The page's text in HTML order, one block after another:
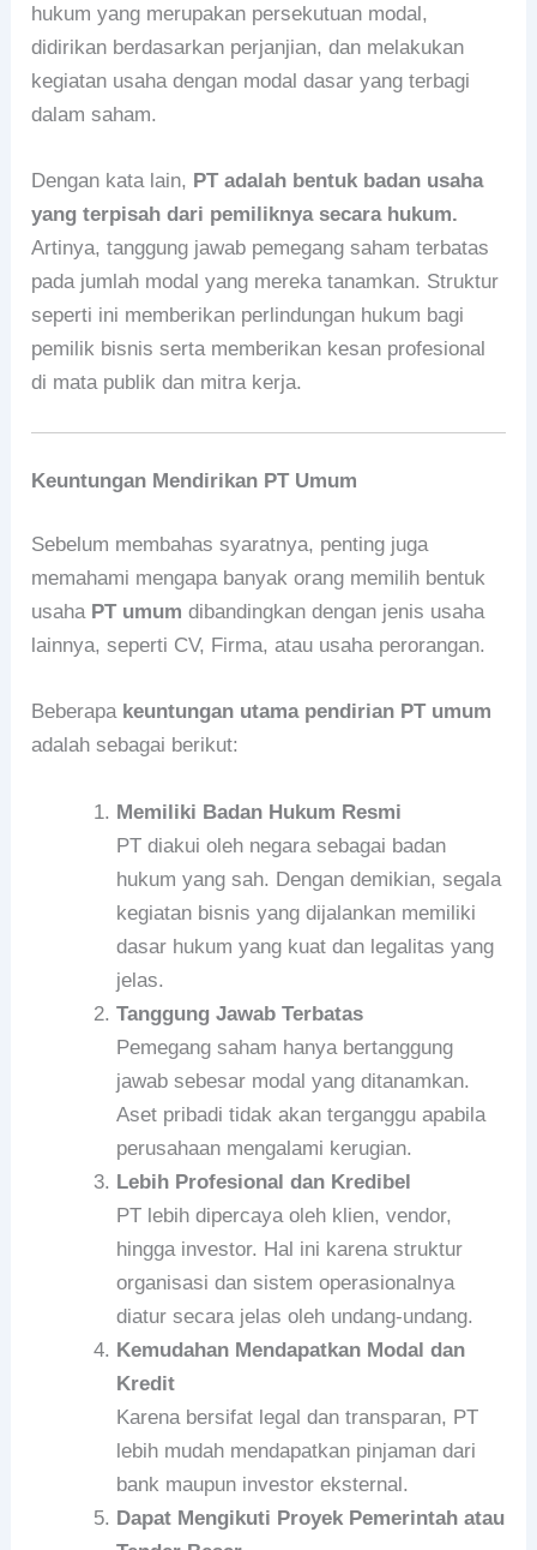
hukum yang merupakan persekutuan modal,
didirikan berdasarkan perjanjian, dan melakukan
kegiatan usaha dengan modal dasar yang terbagi
dalam saham.
Dengan kata lain, PT adalah bentuk badan usaha
yang terpisah dari pemiliknya secara hukum.
Artinya, tanggung jawab pemegang saham terbatas
pada jumlah modal yang mereka tanamkan. Struktur
seperti ini memberikan perlindungan hukum bagi
pemilik bisnis serta memberikan kesan profesional
di mata publik dan mitra kerja.
Keuntungan Mendirikan PT Umum
Sebelum membahas syaratnya, penting juga
memahami mengapa banyak orang memilih bentuk
usaha PT umum dibandingkan dengan jenis usaha
lainnya, seperti CV, Firma, atau usaha perorangan.
Beberapa keuntungan utama pendirian PT umum
adalah sebagai berikut:
Memiliki Badan Hukum Resmi
PT diakui oleh negara sebagai badan
hukum yang sah. Dengan demikian, segala
kegiatan bisnis yang dijalankan memiliki
dasar hukum yang kuat dan legalitas yang
jelas.
Tanggung Jawab Terbatas
Pemegang saham hanya bertanggung
jawab sebesar modal yang ditanamkan.
Aset pribadi tidak akan terganggu apabila
perusahaan mengalami kerugian.
Lebih Profesional dan Kredibel
PT lebih dipercaya oleh klien, vendor,
hingga investor. Hal ini karena struktur
organisasi dan sistem operasionalnya
diatur secara jelas oleh undang-undang.
Kemudahan Mendapatkan Modal dan
Kredit
Karena bersifat legal dan transparan, PT
lebih mudah mendapatkan pinjaman dari
bank maupun investor eksternal.
Dapat Mengikuti Proyek Pemerintah atau